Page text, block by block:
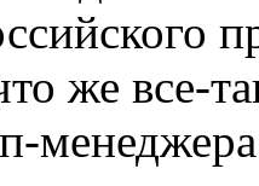
же все-